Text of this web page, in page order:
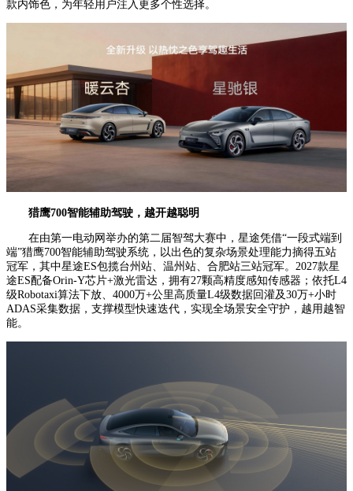
款内饰色，为年轻用户注入更多个性选择。
猎鹰700智能辅助驾驶，越开越聪明
在由第一电动网举办的第二届智驾大赛中，星途凭借“一段式端到
端”猎鹰700智能辅助驾驶系统，以出色的复杂场景处理能力摘得五站
冠军，其中星途ES包揽台州站、温州站、合肥站三站冠军。2027款星
途ES配备Orin-Y芯片+激光雷达，拥有27颗高精度感知传感器；依托L4
级Robotaxi算法下放、4000万+公里高质量L4级数据回灌及30万+小时
ADAS采集数据，支撑模型快速迭代，实现全场景安全守护，越用越智
能。